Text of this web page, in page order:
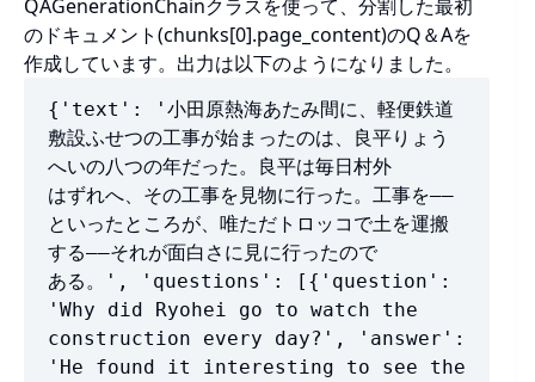
QAGenerationChainクラスを使って、分割した最初
のドキュメント(chunks[0].page_content)のQ＆Aを
作成しています。出力は以下のようになりました。
{'text': '小田原熱海あたみ間に、軽便鉄道
敷設ふせつの工事が始まったのは、良平りょう
へいの八つの年だった。良平は毎日村外
はずれへ、その工事を見物に行った。工事を――
といったところが、唯ただトロッコで土を運搬
する――それが面白さに見に行ったので
ある。', 'questions': [{'question':
'Why did Ryohei go to watch the
construction every day?', 'answer':
'He found it interesting to see the